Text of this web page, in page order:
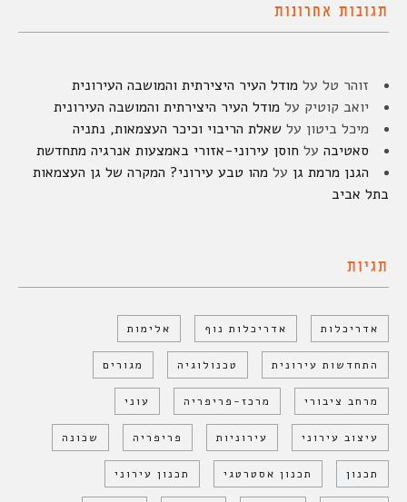
תגובות אחרונות
זוהר טל על מודל העיר היצירתית והמושבה העירונית
יואב קוטיק על מודל העיר היצירתית והמושבה העירונית
מיכל ביטון על שאלת הריבוי וכיכר העצמאות, נתניה
סאטיבה על חוסן עירוני-אזורי באמצעות אנרגיה מתחדשת
הגנן מרמת גן על מהו טבע עירוני? המקרה של גן העצמאות
בתל אביב
תגיות
אדריכלות אדריכלות נוף אלימות
התחדשות עירונית טכנולוגיה מגורים
מרחב ציבורי מרכז-פריפריה עוני
עיצוב עירוני עירוניות פריפריה שכונה
תכנון תכנון אסטרטגי תכנון עירוני